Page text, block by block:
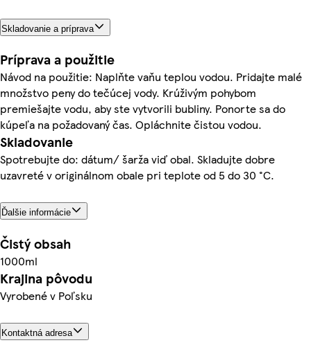
Skladovanie a príprava
Príprava a použitie
Návod na použitie: Naplňte vaňu teplou vodou. Pridajte malé
množstvo peny do tečúcej vody. Krúživým pohybom
premiešajte vodu, aby ste vytvorili bubliny. Ponorte sa do
kúpeľa na požadovaný čas. Opláchnite čistou vodou.
Skladovanie
Spotrebujte do: dátum/ šarža viď obal. Skladujte dobre
uzavreté v originálnom obale pri teplote od 5 do 30 °C.
Ďalšie informácie
Čistý obsah
1000ml
Krajina pôvodu
Vyrobené v Poľsku
Kontaktná adresa